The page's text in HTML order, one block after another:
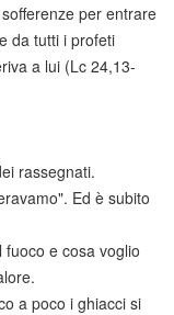
per entrare
da tutti i profeti
a lui (Lc 24,13-
rassegnati.
Ed è subito
e cosa voglio
a poco i ghiacci si